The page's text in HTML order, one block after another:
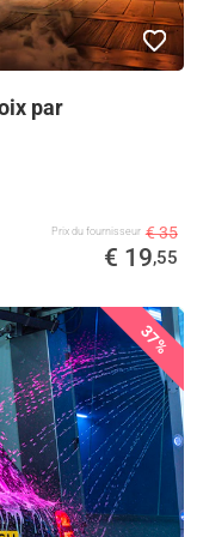
par
Prix ​​du fournisseur € 35
€ 19,55
37%